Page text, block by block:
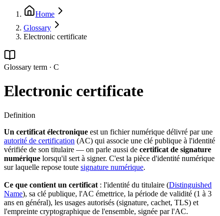
Home
Glossary
Electronic certificate
Glossary term · C
Electronic certificate
Definition
Un certificat électronique est un fichier numérique délivré par une
autorité de certification (AC) qui associe une clé publique à l'identité
vérifiée de son titulaire — on parle aussi de certificat de signature
numérique lorsqu'il sert à signer. C'est la pièce d'identité numérique
sur laquelle repose toute signature numérique.
Ce que contient un certificat : l'identité du titulaire (Distinguished
Name), sa clé publique, l'AC émettrice, la période de validité (1 à 3
ans en général), les usages autorisés (signature, cachet, TLS) et
l'empreinte cryptographique de l'ensemble, signée par l'AC.